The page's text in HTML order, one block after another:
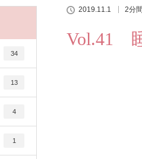
2019.11.1 2分
Vol.41
34
13
4
1